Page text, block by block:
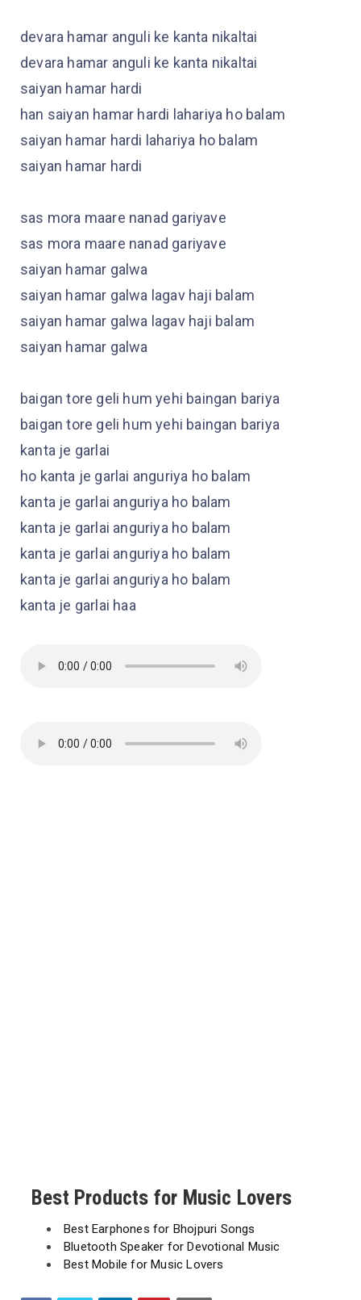
devara hamar anguli ke kanta nikaltai
devara hamar anguli ke kanta nikaltai
saiyan hamar hardi
han saiyan hamar hardi lahariya ho balam
saiyan hamar hardi lahariya ho balam
saiyan hamar hardi
sas mora maare nanad gariyave
sas mora maare nanad gariyave
saiyan hamar galwa
saiyan hamar galwa lagav haji balam
saiyan hamar galwa lagav haji balam
saiyan hamar galwa
baigan tore geli hum yehi baingan bariya
baigan tore geli hum yehi baingan bariya
kanta je garlai
ho kanta je garlai anguriya ho balam
kanta je garlai anguriya ho balam
kanta je garlai anguriya ho balam
kanta je garlai anguriya ho balam
kanta je garlai anguriya ho balam
kanta je garlai haa
Best Products for Music Lovers
Best Earphones for Bhojpuri Songs
Bluetooth Speaker for Devotional Music
Best Mobile for Music Lovers